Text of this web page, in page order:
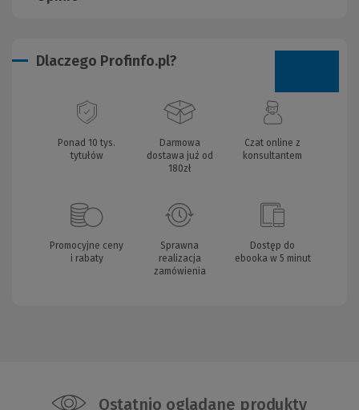
Dlaczego Profinfo.pl?
Ponad 10 tys.
tytułów
Darmowa
dostawa już od
180zł
Czat online z
konsultantem
Promocyjne ceny
i rabaty
Sprawna
realizacja
zamówienia
Dostęp do
ebooka w 5 minut
Ostatnio oglądane produkty